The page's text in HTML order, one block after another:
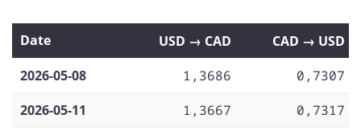
Date USD → CAD
CAD → USD
2026-05-08
1,3686
0,7307
2026-05-11
1,3667
0,7317